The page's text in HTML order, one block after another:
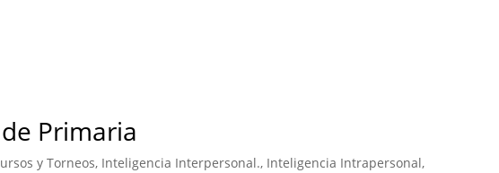
Primaria
y Torneos, Inteligencia Interpersonal., Inteligencia Intrapersonal,